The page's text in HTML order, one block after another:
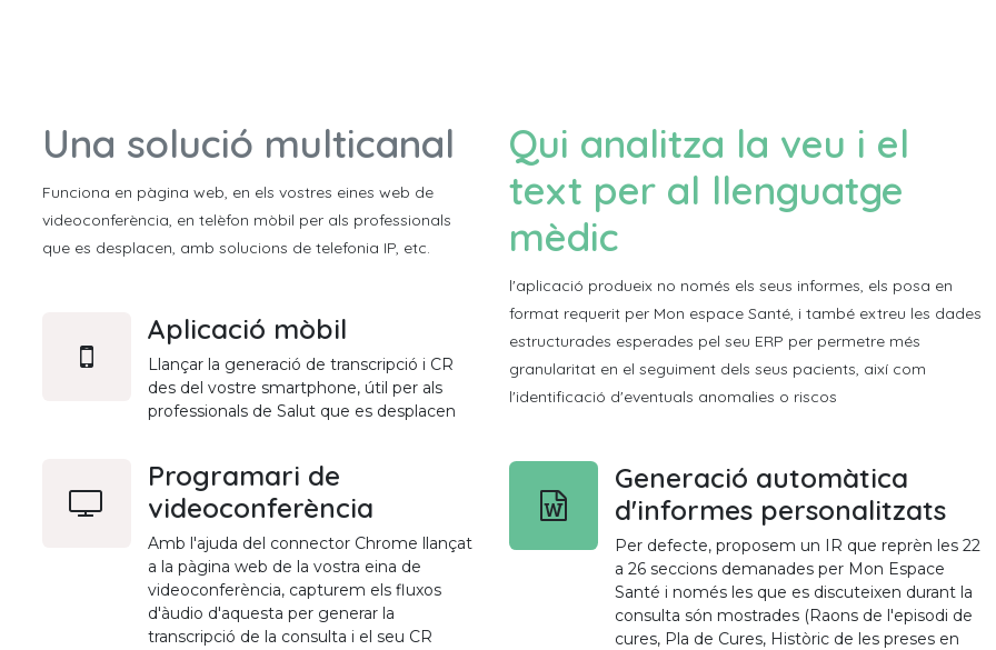
Una solució multicanal
Funciona en pàgina web, en els vostres eines web de
videoconferència, en telèfon mòbil per als professionals
que es desplacen, amb solucions de telefonia IP, etc.
Aplicació mòbil
Llançar la generació de transcripció i CR
des del vostre smartphone, útil per als
professionals de Salut que es desplacen
Programari de
videoconferència
Amb l'ajuda del connector Chrome llançat
a la pàgina web de la vostra eina de
videoconferència, capturem els fluxos
d'àudio d'aquesta per generar la
transcripció de la consulta i el seu CR
Qui analitza la veu i el
text per al llenguatge
mèdic
l'aplicació produeix no només els seus informes, els posa en
format requerit per Mon espace Santé, i també extreu les dades
estructurades esperades pel seu ERP per permetre més
granularitat en el seguiment dels seus pacients, així com
l'identificació d'eventuals anomalies o riscos
Generació automàtica
d'informes personalitzats
Per defecte, proposem un IR que reprèn les 22
a 26 seccions demanades per Mon Espace
Santé i només les que es discuteixen durant la
consulta són mostrades (Raons de l'episodi de
cures, Pla de Cures, Històric de les preses en